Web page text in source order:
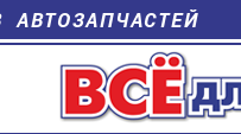
АВТОЗАПЧАСТЕЙ